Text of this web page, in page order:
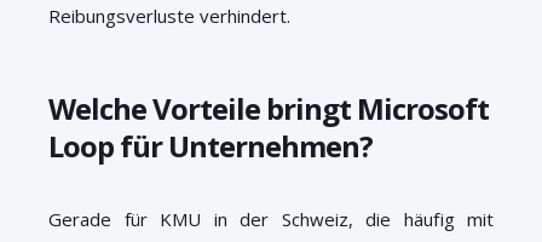
Reibungsverluste verhindert.
Welche Vorteile bringt Microsoft
Loop für Unternehmen?
Gerade für KMU in der Schweiz, die häufig mit